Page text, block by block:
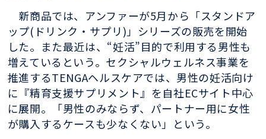
新商品では、アンファーが5月から「スタンドア
ップ(ドリンク・サプリ)」シリーズの販売を開始
した。また最近は、“妊活”目的で利用する男性も
増えているという。セクシャルウェルネス事業を
推進するTENGAヘルスケアでは、男性の妊活向け
に『精育支援サプリメント』を自社ECサイト中心
に展開。「男性のみならず、パートナー用に女性
が購入するケースも少なくない」という。